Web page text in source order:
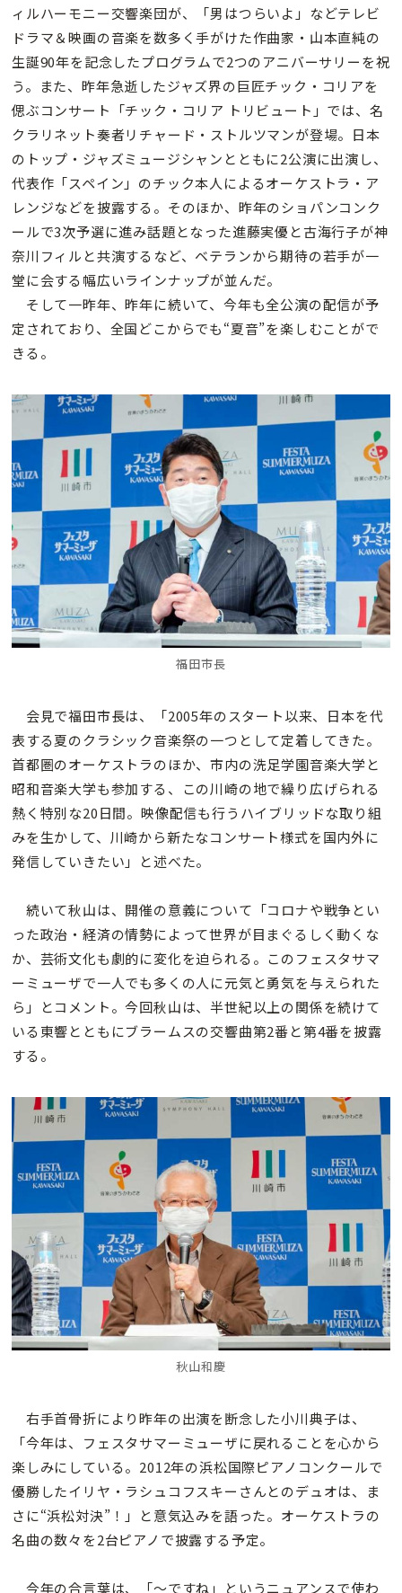
ィルハーモニー交響楽団が、「男はつらいよ」などテレビ
ドラマ＆映画の音楽を数多く手がけた作曲家・山本直純の
生誕90年を記念したプログラムで2つのアニバーサリーを祝
う。また、昨年急逝したジャズ界の巨匠チック・コリアを
偲ぶコンサート「チック・コリア トリビュート」では、名
クラリネット奏者リチャード・ストルツマンが登場。日本
のトップ・ジャズミュージシャンとともに2公演に出演し、
代表作「スペイン」のチック本人によるオーケストラ・ア
レンジなどを披露する。そのほか、昨年のショパンコンク
ールで3次予選に進み話題となった進藤実優と古海行子が神
奈川フィルと共演するなど、ベテランから期待の若手が一
堂に会する幅広いラインナップが並んだ。
そして一昨年、昨年に続いて、今年も全公演の配信が予
定されており、全国どこからでも“夏音”を楽しむことがで
きる。
福田市長
会見で福田市長は、「2005年のスタート以来、日本を代
表する夏のクラシック音楽祭の一つとして定着してきた。
首都圏のオーケストラのほか、市内の洗足学園音楽大学と
昭和音楽大学も参加する、この川崎の地で繰り広げられる
熱く特別な20日間。映像配信も行うハイブリッドな取り組
みを生かして、川崎から新たなコンサート様式を国内外に
発信していきたい」と述べた。
続いて秋山は、開催の意義について「コロナや戦争とい
った政治・経済の情勢によって世界が目まぐるしく動くな
か、芸術文化も劇的に変化を迫られる。このフェスタサマ
ーミューザで一人でも多くの人に元気と勇気を与えられた
ら」とコメント。今回秋山は、半世紀以上の関係を続けて
いる東響とともにブラームスの交響曲第2番と第4番を披露
する。
秋山和慶
右手首骨折により昨年の出演を断念した小川典子は、
「今年は、フェスタサマーミューザに戻れることを心から
楽しみにしている。2012年の浜松国際ピアノコンクールで
優勝したイリヤ・ラシュコフスキーさんとのデュオは、ま
さに“浜松対決”！」と意気込みを語った。オーケストラの
名曲の数々を2台ピアノで披露する予定。
今年の合言葉は、「〜ですね」というニュアンスで使わ